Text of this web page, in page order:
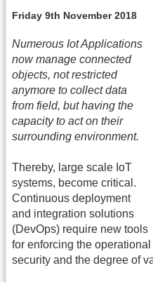
Friday 9th November 2018
Numerous Iot Applications
now manage connected
objects, not restricted
anymore to collect data
from field, but having the
capacity to act on their
surrounding environment.
Thereby, large scale IoT
systems, become critical.
Continuous deployment
and integration solutions
(DevOps) require new tools
for enforcing the operational
security and the degree of